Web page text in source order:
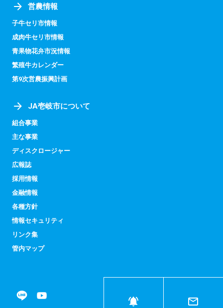
営農情報
子牛セリ市情報
成肉牛セリ市情報
青果物花弁市況情報
繁殖牛カレンダー
第9次営農振興計画
JA壱岐市について
組合事業
主な事業
ディスクロージャー
広報誌
採用情報
金融情報
各種方針
情報セキュリティ
リンク集
管内マップ